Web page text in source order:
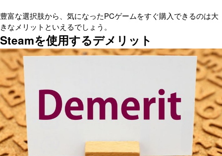
豊富な選択肢から、気になったPCゲームをすぐ購入できるのは大
きなメリットといえるでしょう。
Steamを使用するデメリット